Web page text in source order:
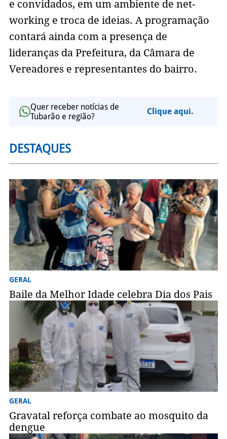
e convidados, em um ambiente de net-
working e troca de ideias. A programação
contará ainda com a presença de
lideranças da Prefeitura, da Câmara de
Vereadores e representantes do bairro.
Quer receber notícias de
Tubarão e região?
Clique aqui.
DESTAQUES
GERAL
Baile da Melhor Idade celebra Dia dos Pais
GERAL
Gravatal reforça combate ao mosquito da
dengue